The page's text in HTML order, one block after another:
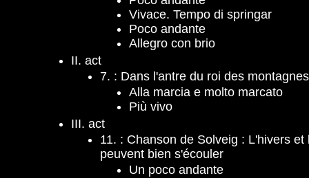
Vivace. Tempo di springar
Poco andante
Allegro con brio
II. act
7. : Dans l'antre du roi des montagnes
Alla marcia e molto marcato
Più vivo
III. act
11. : Chanson de Solveig : L'hivers et
peuvent bien s'écouler
Un poco andante